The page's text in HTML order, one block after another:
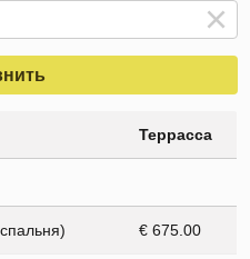
Террасса
€ 675.00